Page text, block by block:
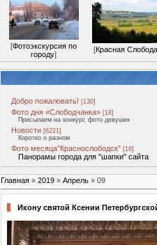
[Фотоэкскурсия по
городу]
[Красная Слобода
Добро пожаловать! [130]
Фото дня «Слободчанка» [18]
Присылаем на конкурс фото девушек
Новости [6221]
Коротко о разном
Фото месяца"Краснослободск" [16]
Панорамы города для "шапки" сайта
Главная » 2019 » Апрель » 09
Икону святой Ксении